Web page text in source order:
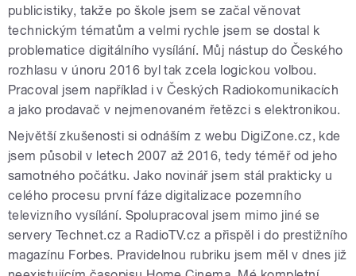
publicistiky, takže po škole jsem se začal věnovat
technickým tématům a velmi rychle jsem se dostal k
problematice digitálního vysílání. Můj nástup do Českého
rozhlasu v únoru 2016 byl tak zcela logickou volbou.
Pracoval jsem například i v Českých Radiokomunikacích
a jako prodavač v nejmenovaném řetězci s elektronikou.
Největší zkušenosti si odnáším z webu DigiZone.cz, kde
jsem působil v letech 2007 až 2016, tedy téměř od jeho
samotného počátku. Jako novinář jsem stál prakticky u
celého procesu první fáze digitalizace pozemního
televizního vysílání. Spolupracoval jsem mimo jiné se
servery Technet.cz a RadioTV.cz a přispěl i do prestižního
magazínu Forbes. Pravidelnou rubriku jsem měl v dnes již